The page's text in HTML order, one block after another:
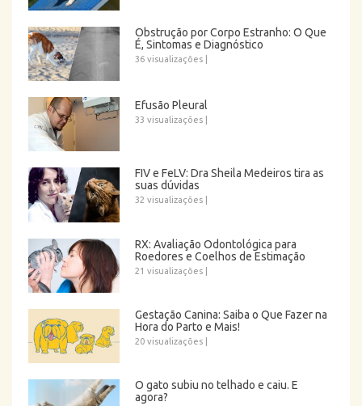
Obstrução por Corpo Estranho: O Que
É, Sintomas e Diagnóstico
36 visualizações
Efusão Pleural
33 visualizações
FIV e FeLV: Dra Sheila Medeiros tira as
suas dúvidas
32 visualizações
RX: Avaliação Odontológica para
Roedores e Coelhos de Estimação
21 visualizações
Gestação Canina: Saiba o Que Fazer na
Hora do Parto e Mais!
20 visualizações
O gato subiu no telhado e caiu. E
agora?